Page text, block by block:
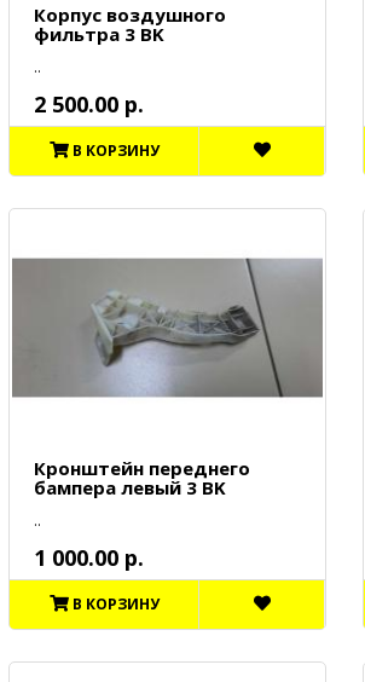
Корпус воздушного
фильтра 3 BK
..
2 500.00 р.
В КОРЗИНУ
Кронштейн переднего
бампера левый 3 BK
..
1 000.00 р.
В КОРЗИНУ